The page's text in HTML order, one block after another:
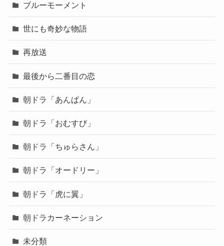
ブルーモーメント
世にも奇妙な物語
再放送
最後から二番目の恋
朝ドラ「あんぱん」
朝ドラ「おむすび」
朝ドラ「ちゅらさん」
朝ドラ「オードリー」
朝ドラ「虎に翼」
朝ドラカーネーション
未分類